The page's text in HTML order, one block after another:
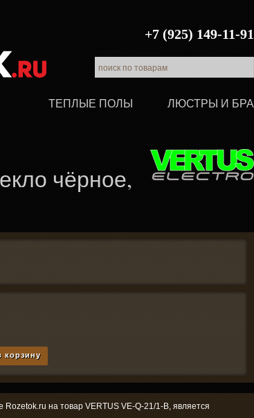
+7 (925) 149-11-91
ЛЮСТРЫ И БРА
ТЕПЛЫЕ ПОЛЫ
чёрное,
корзину
Rozetok.ru на товар VERTUS VE-Q-21/1-B, является